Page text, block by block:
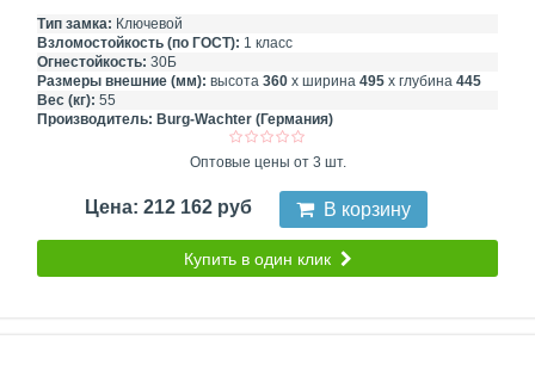
Тип замка: Ключевой
Взломостойкость (по ГОСТ): 1 класс
Огнестойкость: 30Б
Размеры внешние (мм): высота 360 х ширина 495 х глубина 445
Вес (кг): 55
Производитель: Burg-Wachter (Германия)
Оптовые цены от 3 шт.
Цена: 212 162 руб В корзину
Купить в один клик